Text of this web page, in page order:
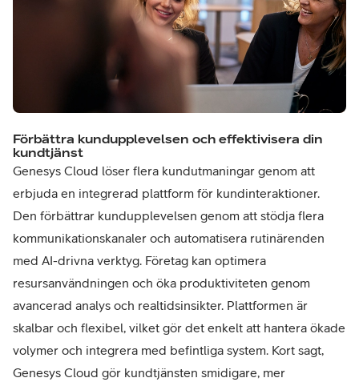
Förbättra kundupplevelsen och effektivisera din
kundtjänst
Genesys Cloud löser flera kundutmaningar genom att
erbjuda en integrerad plattform för kundinteraktioner.
Den förbättrar kundupplevelsen genom att stödja flera
kommunikationskanaler och automatisera rutinärenden
med AI-drivna verktyg. Företag kan optimera
resursanvändningen och öka produktiviteten genom
avancerad analys och realtidsinsikter. Plattformen är
skalbar och flexibel, vilket gör det enkelt att hantera ökade
volymer och integrera med befintliga system. Kort sagt,
Genesys Cloud gör kundtjänsten smidigare, mer